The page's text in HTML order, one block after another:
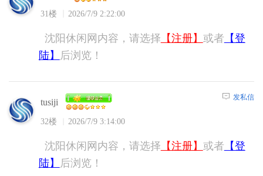
31楼 2026/7/9 2:22:00
沈阳休闲网内容，请选择 【注册】 或者 【登
陆】
后浏览！
tusiji
32楼 2026/7/9 3:14:00
发私信
沈阳休闲网内容，请选择 【注册】 或者 【登
陆】
后浏览！